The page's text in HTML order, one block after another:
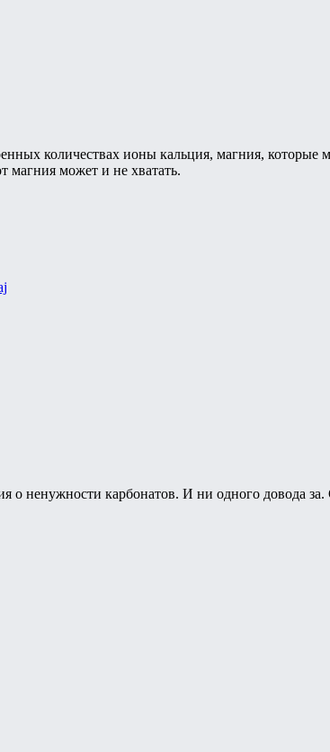
количествах ионы кальция, магния, которые
магния может и не хватать.
о ненужности карбонатов. И ни одного довода